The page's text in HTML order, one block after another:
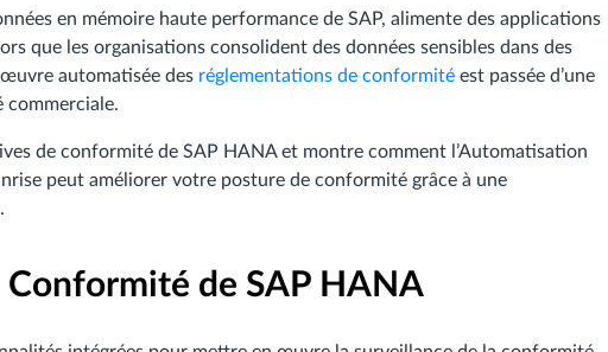
en mémoire haute performance de SAP, alimente des applications
que les organisations consolident des données sensibles dans des
automatisée des réglementations de conformité est passée d’une
commerciale.
de conformité de SAP HANA et montre comment l’Automatisation
peut améliorer votre posture de conformité grâce à une
de SAP HANA